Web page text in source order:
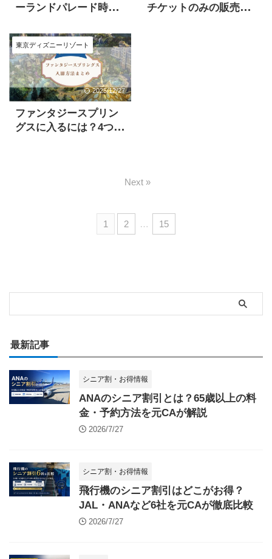
ーランドパレード時間
ドして計画を立てよう
チケットのみの販売は
東京ディズニーリゾート
2025/12/27
ファンタジースプリン
グスに入るには？4つの
1 2 … 15
Next »
最新記事
シニア割・お得情報
ANAのシニア割引とは？65歳以上の料
金・予約方法を元CAが解説
2026/7/27
シニア割・お得情報
飛行機のシニア割引はどこがお得？
JAL・ANAなど6社を元CAが徹底比較
2026/7/27